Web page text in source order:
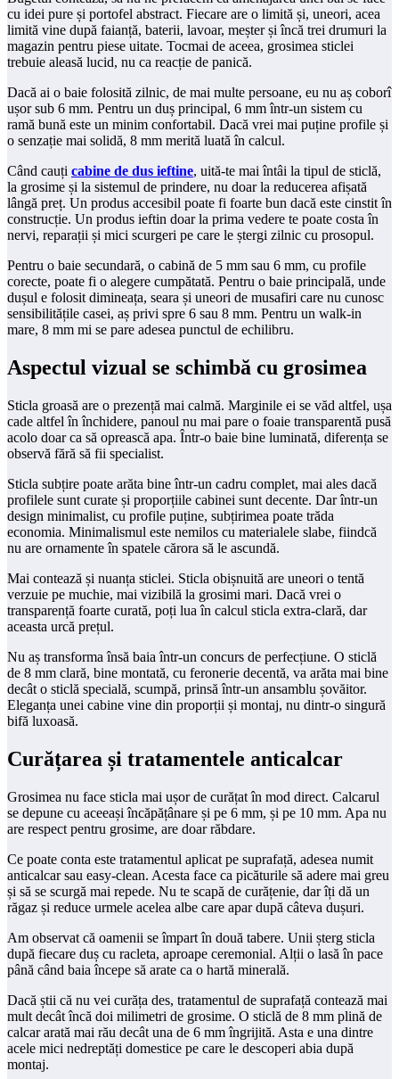
cu idei pure și portofel abstract. Fiecare are o limită și, uneori, acea
limită vine după faianță, baterii, lavoar, meșter și încă trei drumuri la
magazin pentru piese uitate. Tocmai de aceea, grosimea sticlei
trebuie aleasă lucid, nu ca reacție de panică.
Dacă ai o baie folosită zilnic, de mai multe persoane, eu nu aș coborî
ușor sub 6 mm. Pentru un duș principal, 6 mm într-un sistem cu
ramă bună este un minim confortabil. Dacă vrei mai puține profile și
o senzație mai solidă, 8 mm merită luată în calcul.
Când cauți cabine de dus ieftine, uită-te mai întâi la tipul de sticlă,
la grosime și la sistemul de prindere, nu doar la reducerea afișată
lângă preț. Un produs accesibil poate fi foarte bun dacă este cinstit în
construcție. Un produs ieftin doar la prima vedere te poate costa în
nervi, reparații și mici scurgeri pe care le ștergi zilnic cu prosopul.
Pentru o baie secundară, o cabină de 5 mm sau 6 mm, cu profile
corecte, poate fi o alegere cumpătată. Pentru o baie principală, unde
dușul e folosit dimineața, seara și uneori de musafiri care nu cunosc
sensibilitățile casei, aș privi spre 6 sau 8 mm. Pentru un walk-in
mare, 8 mm mi se pare adesea punctul de echilibru.
Aspectul vizual se schimbă cu grosimea
Sticla groasă are o prezență mai calmă. Marginile ei se văd altfel, ușa
cade altfel în închidere, panoul nu mai pare o foaie transparentă pusă
acolo doar ca să oprească apa. Într-o baie bine luminată, diferența se
observă fără să fii specialist.
Sticla subțire poate arăta bine într-un cadru complet, mai ales dacă
profilele sunt curate și proporțiile cabinei sunt decente. Dar într-un
design minimalist, cu profile puține, subțirimea poate trăda
economia. Minimalismul este nemilos cu materialele slabe, fiindcă
nu are ornamente în spatele cărora să le ascundă.
Mai contează și nuanța sticlei. Sticla obișnuită are uneori o tentă
verzuie pe muchie, mai vizibilă la grosimi mari. Dacă vrei o
transparență foarte curată, poți lua în calcul sticla extra-clară, dar
aceasta urcă prețul.
Nu aș transforma însă baia într-un concurs de perfecțiune. O sticlă
de 8 mm clară, bine montată, cu feronerie decentă, va arăta mai bine
decât o sticlă specială, scumpă, prinsă într-un ansamblu șovăitor.
Eleganța unei cabine vine din proporții și montaj, nu dintr-o singură
bifă luxoasă.
Curățarea și tratamentele anticalcar
Grosimea nu face sticla mai ușor de curățat în mod direct. Calcarul
se depune cu aceeași încăpățânare și pe 6 mm, și pe 10 mm. Apa nu
are respect pentru grosime, are doar răbdare.
Ce poate conta este tratamentul aplicat pe suprafață, adesea numit
anticalcar sau easy-clean. Acesta face ca picăturile să adere mai greu
și să se scurgă mai repede. Nu te scapă de curățenie, dar îți dă un
răgaz și reduce urmele acelea albe care apar după câteva dușuri.
Am observat că oamenii se împart în două tabere. Unii șterg sticla
după fiecare duș cu racleta, aproape ceremonial. Alții o lasă în pace
până când baia începe să arate ca o hartă minerală.
Dacă știi că nu vei curăța des, tratamentul de suprafață contează mai
mult decât încă doi milimetri de grosime. O sticlă de 8 mm plină de
calcar arată mai rău decât una de 6 mm îngrijită. Asta e una dintre
acele mici nedreptăți domestice pe care le descoperi abia după
montaj.